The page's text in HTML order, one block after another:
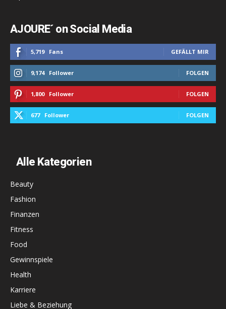
AJOURE´ on Social Media
5,719 Fans GEFÄLLT MIR
9,174 Follower FOLGEN
1,800 Follower FOLGEN
677 Follower FOLGEN
Alle Kategorien
Beauty
Fashion
Finanzen
Fitness
Food
Gewinnspiele
Health
Karriere
Liebe & Beziehung